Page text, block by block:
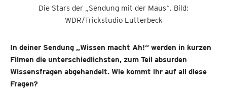
Die Stars der „Sendung mit der Maus“. Bild:
WDR/Trickstudio Lutterbeck
In deiner Sendung „Wissen macht Ah!“ werden in kurzen
Filmen die unterschiedlichsten, zum Teil absurden
Wissensfragen abgehandelt. Wie kommt ihr auf all diese
Fragen?